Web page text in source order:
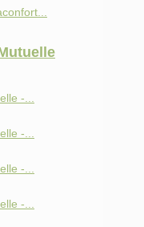
-...
-...
-...
-...